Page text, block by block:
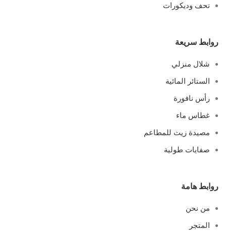
تحف وديكورات
روابط سريعة
شلال منزلي
الستائر المائية
رأس نافورة
غطاس ماء
مصيدة زيت للمطاعم
صفايات طولية
روابط هامة
من نحن
المتجر